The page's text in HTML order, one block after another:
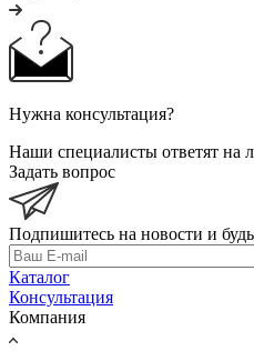
Нужна консультация?
Наши специалисты ответят на
Задать вопрос
Подпишитесь на новости и
Каталог
Консультация
Компания